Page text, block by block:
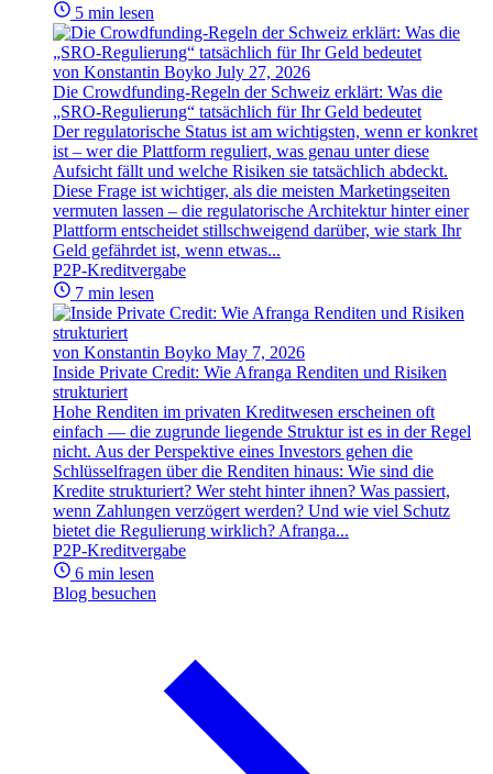
5 min lesen
von Konstantin Boyko July 27, 2026
Die Crowdfunding-Regeln der Schweiz erklärt: Was die
„SRO-Regulierung“ tatsächlich für Ihr Geld bedeutet
Der regulatorische Status ist am wichtigsten, wenn er konkret
ist – wer die Plattform reguliert, was genau unter diese
Aufsicht fällt und welche Risiken sie tatsächlich abdeckt.
Diese Frage ist wichtiger, als die meisten Marketingseiten
vermuten lassen – die regulatorische Architektur hinter einer
Plattform entscheidet stillschweigend darüber, wie stark Ihr
Geld gefährdet ist, wenn etwas...
P2P-Kreditvergabe
7 min lesen
von Konstantin Boyko May 7, 2026
Inside Private Credit: Wie Afranga Renditen und Risiken
strukturiert
Hohe Renditen im privaten Kreditwesen erscheinen oft
einfach — die zugrunde liegende Struktur ist es in der Regel
nicht. Aus der Perspektive eines Investors gehen die
Schlüsselfragen über die Renditen hinaus: Wie sind die
Kredite strukturiert? Wer steht hinter ihnen? Was passiert,
wenn Zahlungen verzögert werden? Und wie viel Schutz
bietet die Regulierung wirklich? Afranga...
P2P-Kreditvergabe
6 min lesen
Blog besuchen